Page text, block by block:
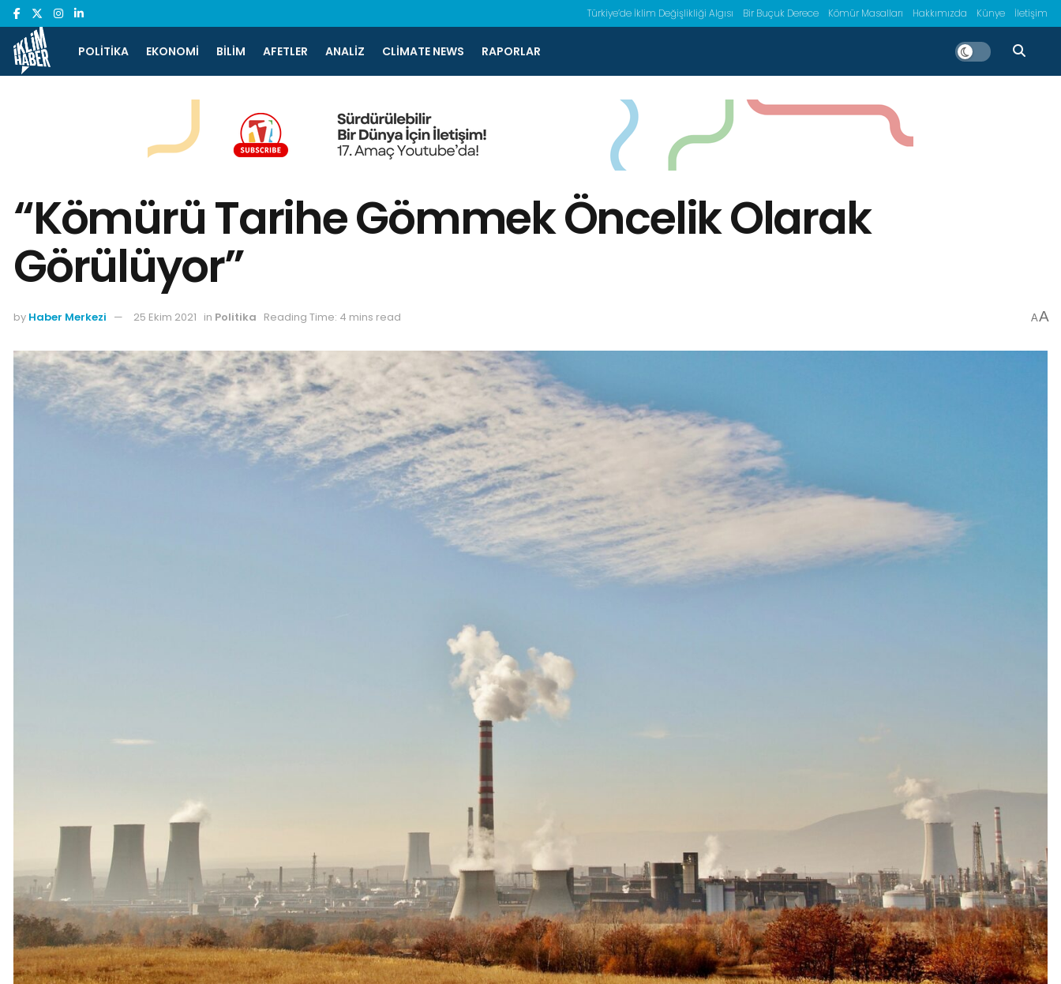
Türkiye’de İklim Değişlikliği Algısı Bir Buçuk Derece Kömür Masalları Hakkımızda Künye İletişim
POLITIKA EKONOMI BILIM AFETLER ANALIZ CLIMATE NEWS RAPORLAR
“Kömürü Tarihe Gömmek Öncelik Olarak
Görülüyor”
by Haber Merkezi 25 Ekim 2021 in Politika Reading Time: 4 mins read AA